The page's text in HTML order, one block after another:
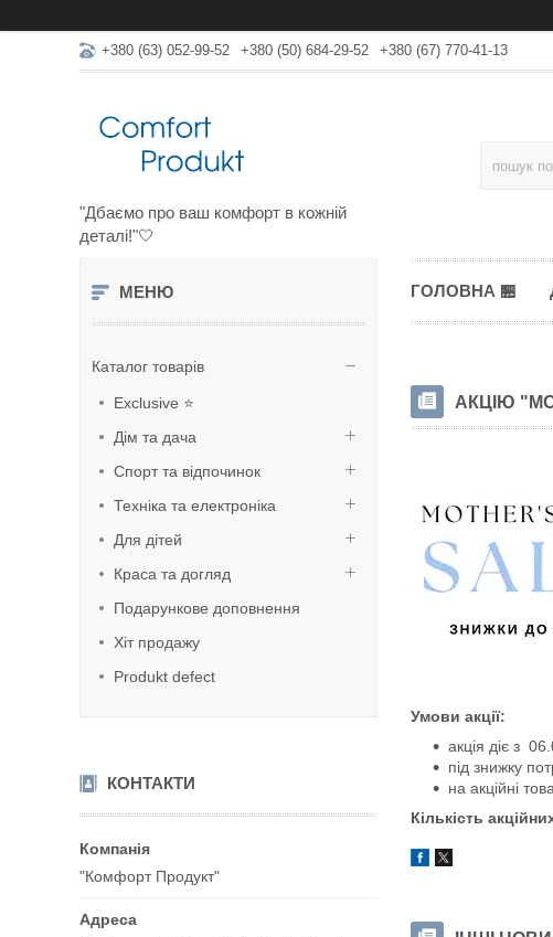
+380 (63) 052-99-52 +380 (50) 684-29-52 +380 (67) 770-41-13
"Дбаємо про ваш комфорт в кожній
деталі!"🤍
Каталог товарів
Exclusive ⭐
Дім та дача
Спорт та відпочинок
Техніка та електроніка
Для дітей
Краса та догляд
Подарункове доповнення
Хіт продажу
Produkt defect
КОНТАКТИ
"Комфорт Продукт"
ГОЛОВНА 🏪
АКЦІЮ
Умови акції:
акція діє з
під знижку
на акційні
Кількість